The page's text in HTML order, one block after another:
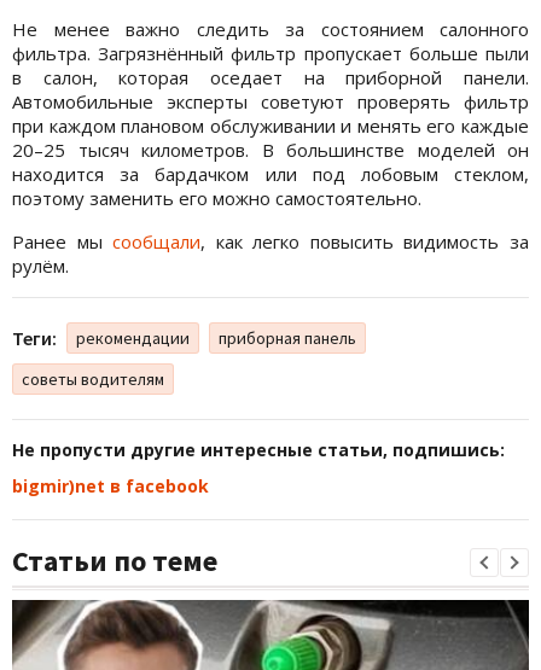
Не менее важно следить за состоянием салонного
фильтра. Загрязнённый фильтр пропускает больше пыли
в салон, которая оседает на приборной панели.
Автомобильные эксперты советуют проверять фильтр
при каждом плановом обслуживании и менять его каждые
20–25 тысяч километров. В большинстве моделей он
находится за бардачком или под лобовым стеклом,
поэтому заменить его можно самостоятельно.
Ранее мысообщали, как легко повысить видимость за
рулём.
Теги: рекомендации
приборная панель
советы водителям
Не пропусти другие интересные статьи, подпишись:
bigmir)net в facebook
Статьи по теме